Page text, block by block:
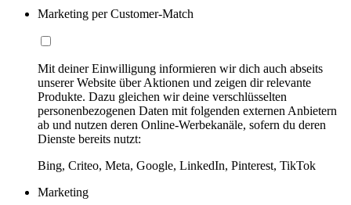
Marketing per Customer-Match
Mit deiner Einwilligung informieren wir dich auch abseits
unserer Website über Aktionen und zeigen dir relevante
Produkte. Dazu gleichen wir deine verschlüsselten
personenbezogenen Daten mit folgenden externen Anbietern
ab und nutzen deren Online-Werbekanäle, sofern du deren
Dienste bereits nutzt:
Bing, Criteo, Meta, Google, LinkedIn, Pinterest, TikTok
Marketing